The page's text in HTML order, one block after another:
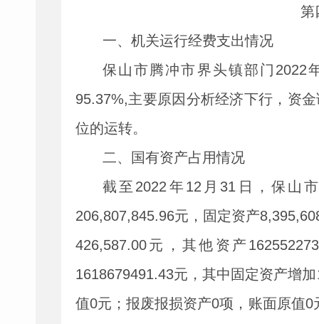
第
一、机关运行经费支出情况
保山市腾冲市界头镇部门 2022
95.37%,主要原因分析经济下行，资
位的运转。
二、国有资产占用情况
截至 2022 年 12 月 31 日，保山
206,807,845.96元，固定资产
426,587.00元，其他资产
1618679491.43元，其中固定资产增加
值0元；报废报损资产0项，账面原值0